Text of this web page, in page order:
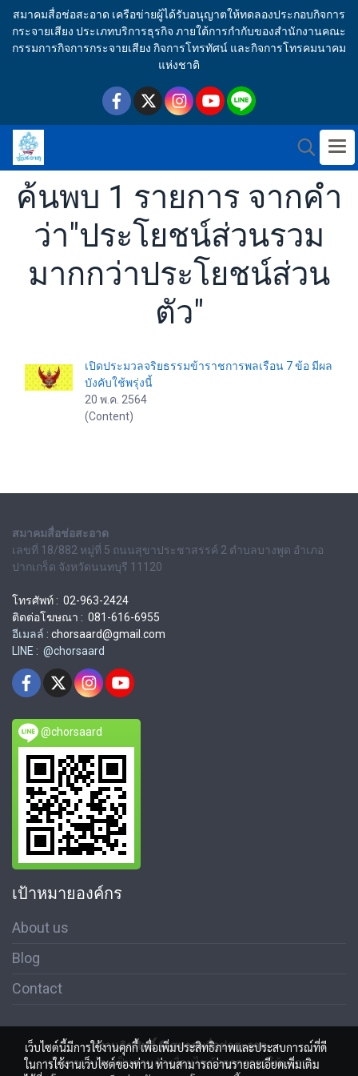
สมาคมสื่อช่อสะอาด เครือข่ายผู้ได้รับอนุญาตให้ทดลองประกอบกิจการ
กระจายเสียง ประเภทบริการธุรกิจ ภายใต้การกำกับของสำนักงานคณะ
กรรมการกิจการกระจายเสียง กิจการโทรทัศน์ และกิจการโทรคมนาคม
แห่งชาติ
ค้นพบ 1 รายการ จากคำ
ว่า"ประโยชน์ส่วนรวม
มากกว่าประโยชน์ส่วน
ตัว"
เปิดประมวลจริยธรรมข้าราชการพลเรือน 7 ข้อ มีผล
บังคับใช้พรุ่งนี้
20 พ.ค. 2564
(Content)
สมาคมสื่อช่อสะอาด
เลขที่ 18/882 หมู่ที่ 5 ถนนสุขาประชาสรรค์ 2 ตำบลบางพูด อำเภอ
ปากเกร็ด จังหวัดนนทบุรี 11120
โทรศัพท์ : 02-963-2424
ติดต่อโฆษณา : 081-616-6955
อีเมลล์ : chorsaard@gmail.com
LINE : @chorsaard
@chorsaard
เป้าหมายองค์กร
About us
Blog
Contact
สงวนลิขสิทธิ์ © สมาคมสื่อช่อสะอาด
นโนบายความเป็นส่วนตัว เงื่อนไขข้อตกลงการใช้บริการ
เว็บไซต์นี้มีการใช้งานคุกกี้ เพื่อเพิ่มประสิทธิภาพและประสบการณ์ที่ดี
ในการใช้งานเว็บไซต์ของท่าน ท่านสามารถอ่านรายละเอียดเพิ่มเติม